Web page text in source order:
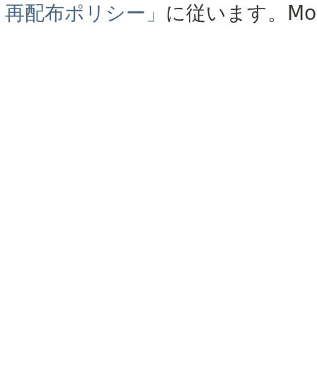
再配布ポリシー」 に従います。